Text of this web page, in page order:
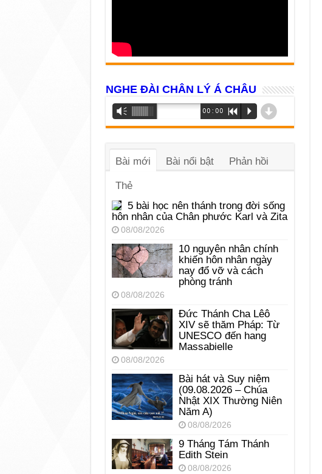
NGHE ĐÀI CHÂN LÝ Á CHÂU
Trình
phát
âm
Vm 00:00 R P d
Bài mới Bài nổi bật Phản hồi
Thẻ
5 bài học nên thánh trong đời sống
hôn nhân của Chân phước Karl và Zita
08/08/2026
10 nguyên nhân chính
khiến hôn nhân ngày
nay đổ vỡ và cách
phòng tránh
08/08/2026
Đức Thánh Cha Lêô
XIV sẽ thăm Pháp: Từ
UNESCO đến hang
Massabielle
08/08/2026
Bài hát và Suy niệm
(09.08.2026 – Chúa
Nhật XIX Thường Niên
Năm A)
08/08/2026
9 Tháng Tám Thánh
Edith Stein
08/08/2026